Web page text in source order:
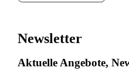
Newsletter
Aktuelle Angebote,